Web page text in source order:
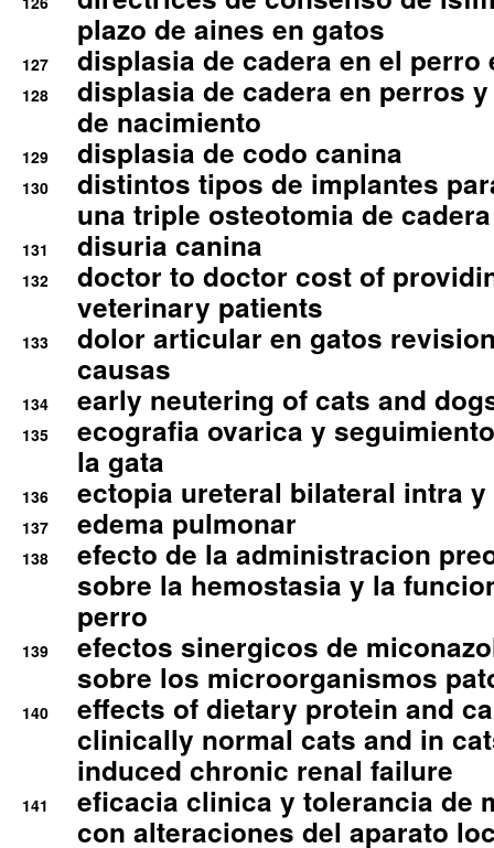
plazo de aines en gatos
127 displasia de cadera en el perro
128
displasia de cadera en perros
de nacimiento
129 displasia de codo canina
130
distintos tipos de implantes
una triple osteotomia de cadera
131 disuria canina
132
doctor to doctor cost of
veterinary patients
133
dolor articular en gatos
causas
134 early neutering of cats and
135
ecografia ovarica y
la gata
136 ectopia ureteral bilateral intra
137 edema pulmonar
138
efecto de la administracion
sobre la hemostasia y la
perro
139
efectos sinergicos de
sobre los microorganismos
140
effects of dietary protein and
clinically normal cats and in
induced chronic renal failure
141
eficacia clinica y tolerancia de
con alteraciones del aparato